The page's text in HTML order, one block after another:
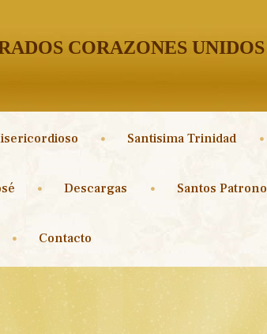
CORAZONES
Santisima Trinidad
Descargas Santos
Contacto